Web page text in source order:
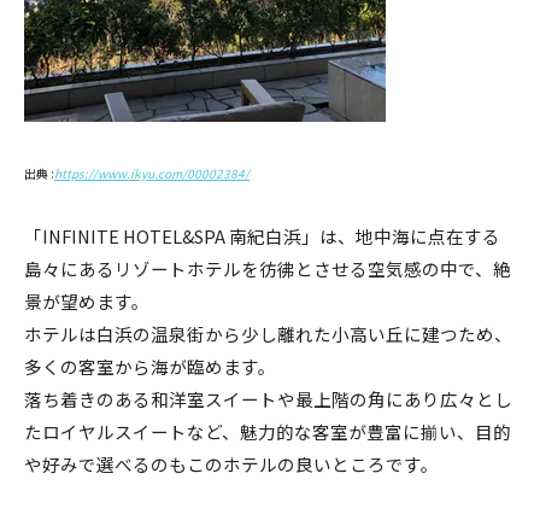
出典 :https://www.ikyu.com/00002384/
「INFINITE HOTEL&SPA 南紀白浜」は、地中海に点在する
島々にあるリゾートホテルを彷彿とさせる空気感の中で、絶
景が望めます。
ホテルは白浜の温泉街から少し離れた小高い丘に建つため、
多くの客室から海が臨めます。
落ち着きのある和洋室スイートや最上階の角にあり広々とし
たロイヤルスイートなど、魅力的な客室が豊富に揃い、目的
や好みで選べるのもこのホテルの良いところです。